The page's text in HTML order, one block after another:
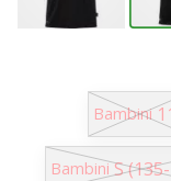
vale
25. 11. 2024
Bambini
Bambini S